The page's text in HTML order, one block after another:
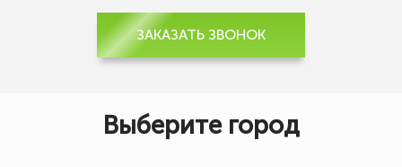
ЗАКАЗАТЬ ЗВОНОК
Выберите город